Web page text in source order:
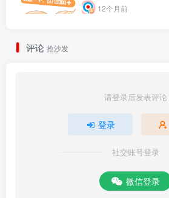
12个月前
评论 抢沙发
请登录后发表评论
登录
社交账号登录
微信登录